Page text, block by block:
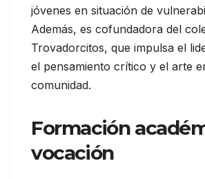
jóvenes en situación de
Además, es cofundadora del
Trovadorcitos, que impulsa el
el pensamiento crítico y el arte
comunidad.
Formación
vocación